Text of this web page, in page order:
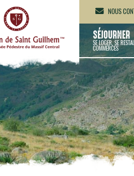
NOUS
SÉJOURNER
SE LOGER, SE
COMMERCES